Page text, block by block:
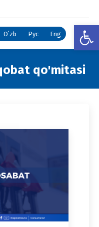
Oʻzb Рус Eng
qo'mitasi